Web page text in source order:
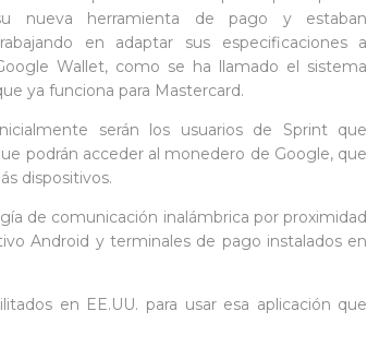
nueva herramienta de pago y estaban
en adaptar sus especificaciones a
Wallet, como se ha llamado el sistema
ya funciona para Mastercard.
serán los usuarios de Sprint que
podrán acceder al monedero de Google, que
dispositivos.
de comunicación inalámbrica por proximidad
Android y terminales de pago instalados en
en EE.UU. para usar esa aplicación que